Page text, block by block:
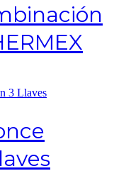
de
producto
variantes.
Las
opciones
se
en
de
producto